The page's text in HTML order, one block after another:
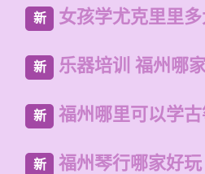
新 女孩学尤克里里
新 乐器培训 福州哪
新 福州哪里可以学
新 福州琴行哪家好玩